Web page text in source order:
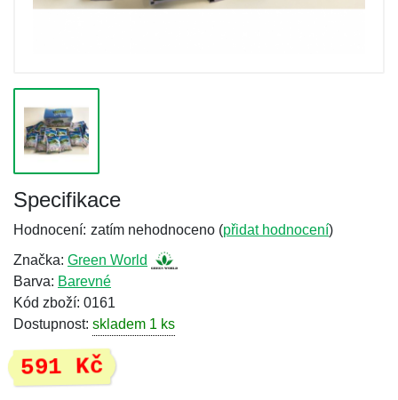
Specifikace
Hodnocení: zatím nehodnoceno (přidat hodnocení)
Značka: Green World
Barva: Barevné
Kód zboží: 0161
Dostupnost: skladem 1 ks
591 Kč